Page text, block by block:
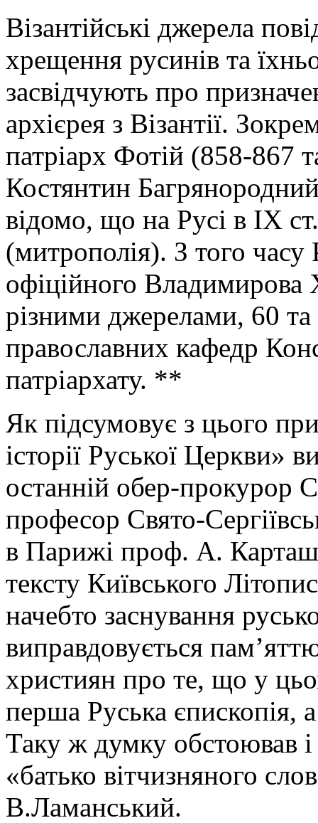
Візантійські джерела
хрещення русинів та
засвідчують про
архієрея з Візантії.
патріарх Фотій (858-867
Костянтин
відомо, що на Русі в IX
(митрополія). З того часу
офіційного Владимирова
різними джерелами, 60 та
православних кафедр
патріархату. **
Як підсумовує з цього
історії Руської Церкви»
останній обер-прокурор
професор Свято-
в Парижі проф. А.
тексту Київського
начебто заснування
виправдовується
християн про те, що у
перша Руська єпископія,
Таку ж думку обстоював
«батько вітчизняного
В.Ламанський.